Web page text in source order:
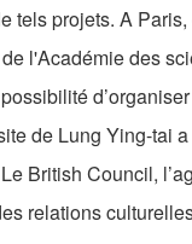
tels projets. A
l'Académie des
de Lung Ying-tai
British Council,
relations